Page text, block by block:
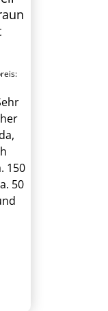
150
50